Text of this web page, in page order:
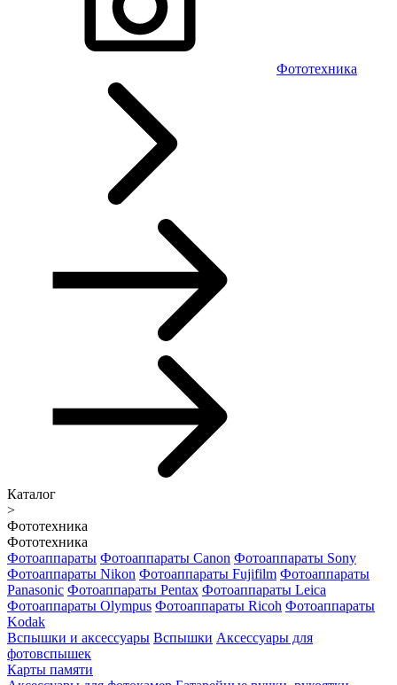
Фототехника
Каталог
>
Фототехника
Фототехника
Фотоаппараты Фотоаппараты Canon Фотоаппараты Sony
Фотоаппараты Nikon Фотоаппараты Fujifilm Фотоаппараты
Panasonic Фотоаппараты Pentax Фотоаппараты Leica
Фотоаппараты Olympus Фотоаппараты Ricoh Фотоаппараты
Kodak
Вспышки и аксессуары Вспышки Аксессуары для
фотовспышек
Карты памяти